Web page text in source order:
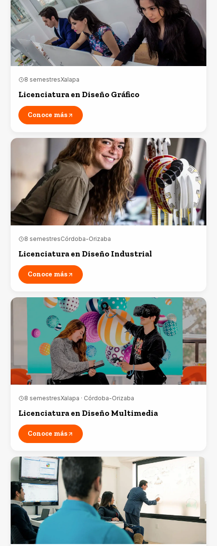
8 semestresXalapa
Licenciatura en Diseño Gráfico
Conoce más
8 semestresCórdoba-Orizaba
Licenciatura en Diseño Industrial
Conoce más
8 semestresXalapa · Córdoba-Orizaba
Licenciatura en Diseño Multimedia
Conoce más